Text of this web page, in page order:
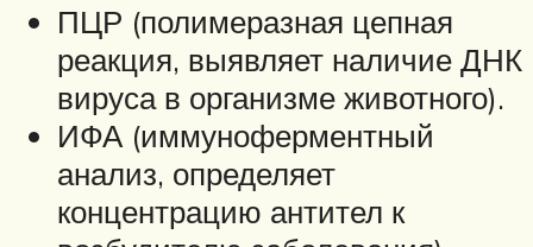
ПЦР (полимеразная цепная
реакция, выявляет наличие ДНК
вируса в организме животного).
ИФА (иммуноферментный
анализ, определяет
концентрацию антител к